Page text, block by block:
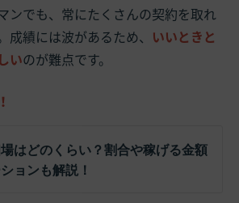
ンでも、常にたくさんの契約を取れ
成績には波があるため、 いいときと
いのが難点です。
はどのくらい？割合や稼げる金額
ョンも解説！